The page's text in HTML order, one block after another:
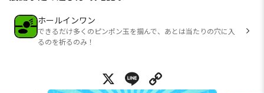
ホールインワン
できるだけ多くのピンポン玉を掴んで、あとは当たりの穴に入
るのを祈るのみ！
X Line